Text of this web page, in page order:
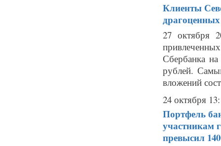
Клиенты
27 октября
Сбербанка
рублей.
вложений
24 октября
Портфель
участникам
превысил